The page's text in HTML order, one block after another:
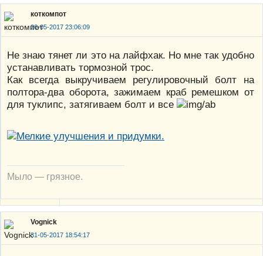
коткомпот
26-05-2017 23:06:09
Не знаю тянет ли это на лайфхак. Но мне так удобно
устанавливать тормозной трос.
Как всегда выкручиваем регулировочный болт на
полтора-два оборота, зажимаем краб ремешком от
для туклипс, затягиваем болт и все
Мыло — грязное.
Vognick
31-05-2017 18:54:17